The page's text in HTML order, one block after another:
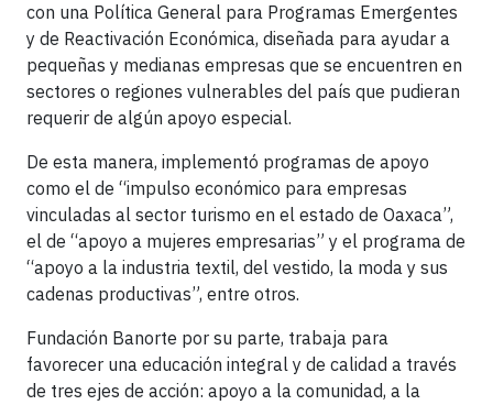
con una Política General para Programas Emergentes
y de Reactivación Económica, diseñada para ayudar a
pequeñas y medianas empresas que se encuentren en
sectores o regiones vulnerables del país que pudieran
requerir de algún apoyo especial.
De esta manera, implementó programas de apoyo
como el de “impulso económico para empresas
vinculadas al sector turismo en el estado de Oaxaca”,
el de “apoyo a mujeres empresarias” y el programa de
“apoyo a la industria textil, del vestido, la moda y sus
cadenas productivas”, entre otros.
Fundación Banorte por su parte, trabaja para
favorecer una educación integral y de calidad a través
de tres ejes de acción: apoyo a la comunidad, a la